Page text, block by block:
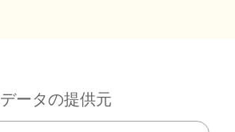
データの提供元